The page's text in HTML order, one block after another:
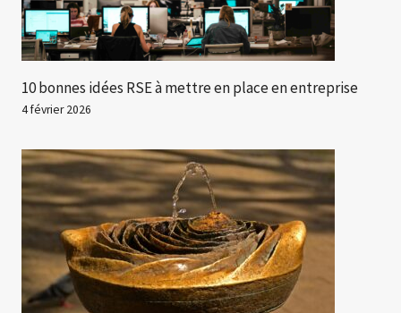
10 bonnes idées RSE à mettre en place en entreprise
4 février 2026